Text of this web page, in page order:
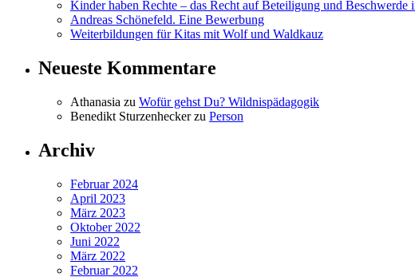
Kinder haben Rechte – das Recht auf Beteiligung und Beschwerde
Andreas Schönefeld. Eine Bewerbung
Weiterbildungen für Kitas mit Wolf und Waldkauz
Neueste Kommentare
Athanasia zu Wofür gehst Du? Wildnispädagogik
Benedikt Sturzenheckerzu Person
Archiv
Februar 2024
April 2023
März 2023
Oktober 2022
Juni 2022
März 2022
Februar 2022